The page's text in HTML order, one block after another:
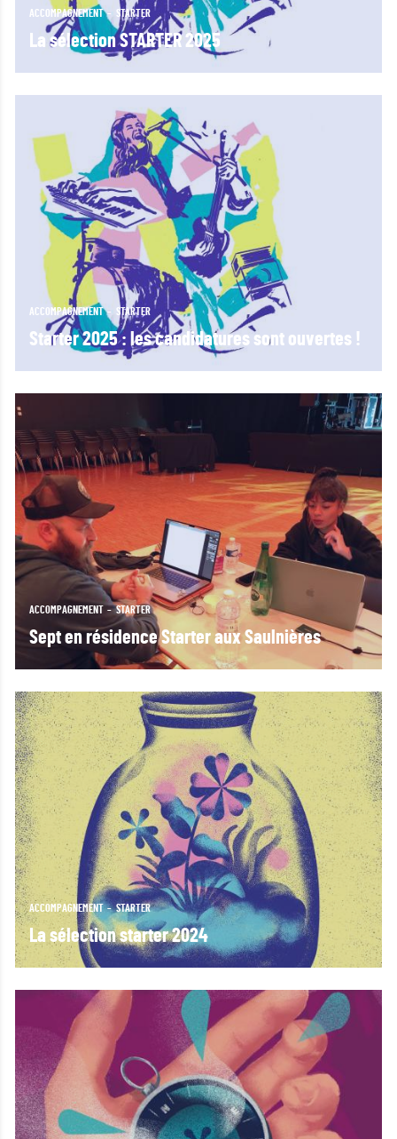
ACCOMPAGNEMENT STARTER
La sélection STARTER 2025
ACCOMPAGNEMENT STARTER
Starter 2025 : les candidatures sont ouvertes !
ACCOMPAGNEMENT STARTER
Sept en résidence Starter aux Saulnières
ACCOMPAGNEMENT STARTER
La sélection starter 2024